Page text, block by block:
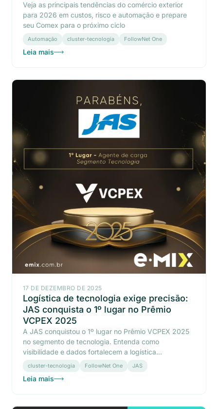
Veja as principais tendências do comércio exterior
para 2026 em custos, risco e automação e prepare
seu Comex para o próximo ciclo
Automação cluster-tecnologia FollowNet One
Leia mais
17 DE DEZEMBRO DE 2025
Logística de tecnologia exige precisão:
JAS conquista o 1º lugar no Prêmio
VCPEX 2025
A JAS conquistou o 1º lugar no Prêmio VCPEX 2025
no segmento de tecnologia. Entenda como
visibilidade e dados fortalecem a logística...
cluster-tecnologia FollowNet One JAS
Leia mais